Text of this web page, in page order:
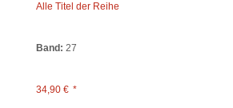
Alle Titel der Reihe
Band: 27
34,90 € *